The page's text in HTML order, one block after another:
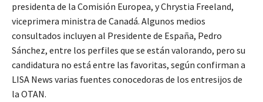
presidenta de la Comisión Europea, y Chrystia Freeland,
viceprimera ministra de Canadá. Algunos medios
consultados incluyen al Presidente de España, Pedro
Sánchez, entre los perfiles que se están valorando, pero su
candidatura no está entre las favoritas, según confirman a
LISA News varias fuentes conocedoras de los entresijos de
la OTAN.